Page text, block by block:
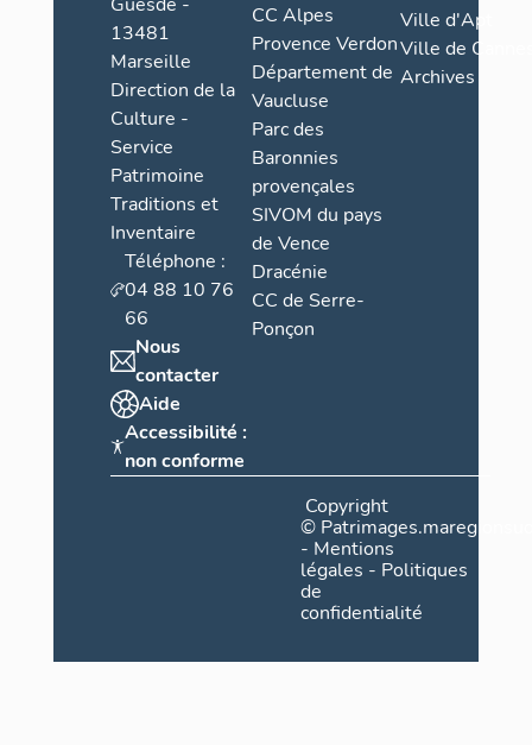
e
13481
Marseille
Direction de la
Culture -
Service
Patrimoine
Traditions et
Inventaire
Téléphone :
04 88 10 76
66
Nous
contacter
Aide
Accessibilité :
non conforme
CC Alpes
Provence Verdon
Département de
Vaucluse
Parc des
Baronnies
provençales
SIVOM du pays
de Vence
Dracénie
CC de Serre-
Ponçon
Ville d'Apt
Ville de
Archives
Copyright
©
- Mentions
légales - Politiques
de
confidentialité